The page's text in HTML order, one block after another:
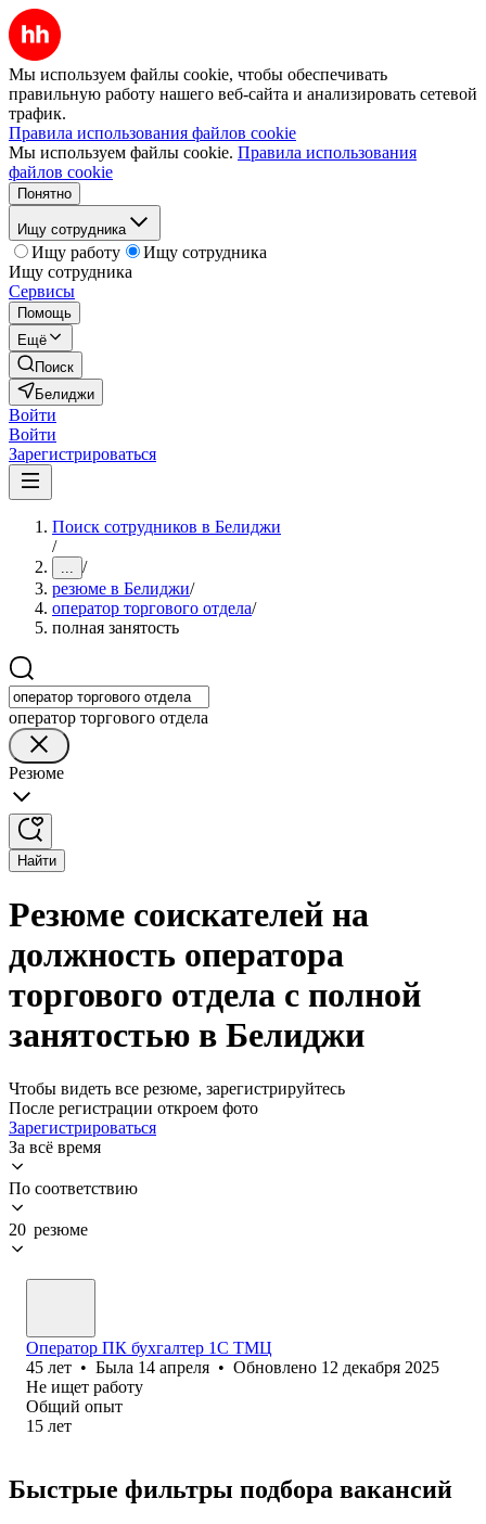
Мы используем файлы cookie, чтобы обеспечивать
правильную работу нашего веб-сайта и анализировать сетевой
трафик.
Правила использования файлов cookie
Мы используем файлы cookie. Правила использования
файлов cookie
Понятно
Ищу сотрудника
Ищу работу
Ищу сотрудника
Ищу сотрудника
Сервисы
Помощь
Ещё
Поиск
Белиджи
Войти
Войти
Зарегистрироваться
Поиск сотрудников в Белиджи
/
... /
резюме в Белиджи/
оператор торгового отдела/
полная занятость
оператор торгового отдела
Резюме
Найти
Резюме соискателей на
должность оператора
торгового отдела с полной
занятостью в Белиджи
Чтобы видеть все резюме, зарегистрируйтесь
После регистрации откроем фото
Зарегистрироваться
За всё время
По соответствию
20 резюме
Оператор ПК бухгалтер 1С ТМЦ
45 лет • Была 14 апреля • Обновлено 12 декабря 2025
Не ищет работу
Общий опыт
15 лет
Быстрые фильтры подбора вакансий